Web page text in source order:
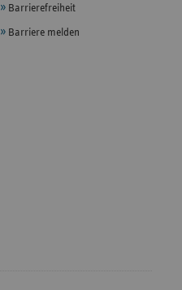
Barrierefreiheit
Barriere melden